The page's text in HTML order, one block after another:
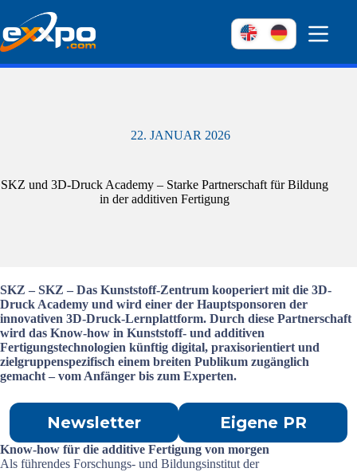
Inhalt
22. JANUAR 2026
SKZ und 3D-Druck Academy – Starke Partnerschaft für Bildung
in der additiven Fertigung
SKZ – SKZ – Das Kunststoff-Zentrum kooperiert mit die 3D-
Druck Academy und wird einer der Hauptsponsoren der
innovativen 3D-Druck-Lernplattform. Durch diese Partnerschaft
wird das Know-how in Kunststoff- und additiven
Fertigungstechnologien künftig digital, praxisorientiert und
zielgruppenspezifisch einem breiten Publikum zugänglich
gemacht – vom Anfänger bis zum Experten.
Newsletter Eigene PR
Know-how für die additive Fertigung von morgen
Als führendes Forschungs- und Bildungsinstitut der